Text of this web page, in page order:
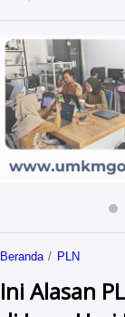
Jasa Digital
Sevenstar
Beranda PLN
Ini Alasan